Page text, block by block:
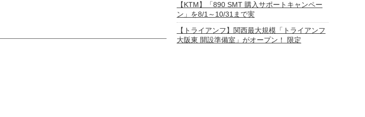
【KTM】「890 SMT 購入サポートキャンペー
ン」を8/1～10/31まで実
【トライアンフ】関西最大規模「トライアンフ
大阪東 開設準備室」がオープン！ 限定